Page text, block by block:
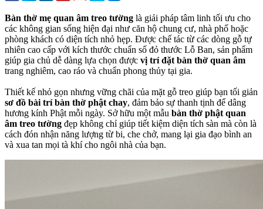
Bàn thờ mẹ quan âm treo tường là giải pháp tâm linh tối ưu cho
các không gian sống hiện đại như căn hộ chung cư, nhà phố hoặc
phòng khách có diện tích nhỏ hẹp. Được chế tác từ các dòng gỗ tự
nhiên cao cấp với kích thước chuẩn số đỏ thước Lỗ Ban, sản phẩm
giúp gia chủ dễ dàng lựa chọn được vị trí đặt bàn thờ quan âm
trang nghiêm, cao ráo và chuẩn phong thủy tại gia.
Thiết kế nhỏ gọn nhưng vững chãi của mặt gỗ treo giúp bạn tối giản
sơ đồ bài trí bàn thờ phật chay, đảm bảo sự thanh tịnh để dâng
hương kính Phật mỗi ngày. Sở hữu một mẫu bàn thờ phật quan
âm treo tường đẹp không chỉ giúp tiết kiệm diện tích sàn mà còn là
cách đón nhận năng lượng từ bi, che chở, mang lại gia đạo bình an
và xua tan mọi tà khí cho ngôi nhà của bạn.